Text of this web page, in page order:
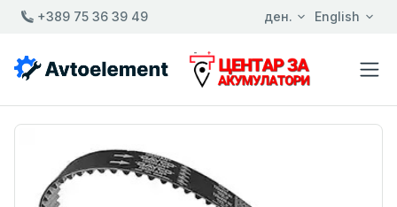
+389 75 36 39 49 ден. English